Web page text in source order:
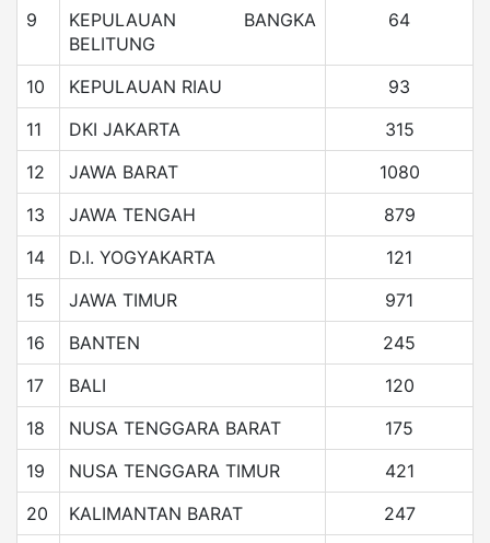
9
KEPULAUAN BANGKA
BELITUNG
64
10 KEPULAUAN RIAU
93
11
DKI JAKARTA
315
12
JAWA BARAT
1080
13
JAWA TENGAH
879
14
D.I. YOGYAKARTA
121
15
JAWA TIMUR
971
16
BANTEN
245
17
BALI
120
18
NUSA TENGGARA BARAT
175
19
NUSA TENGGARA TIMUR
421
20
KALIMANTAN BARAT
247